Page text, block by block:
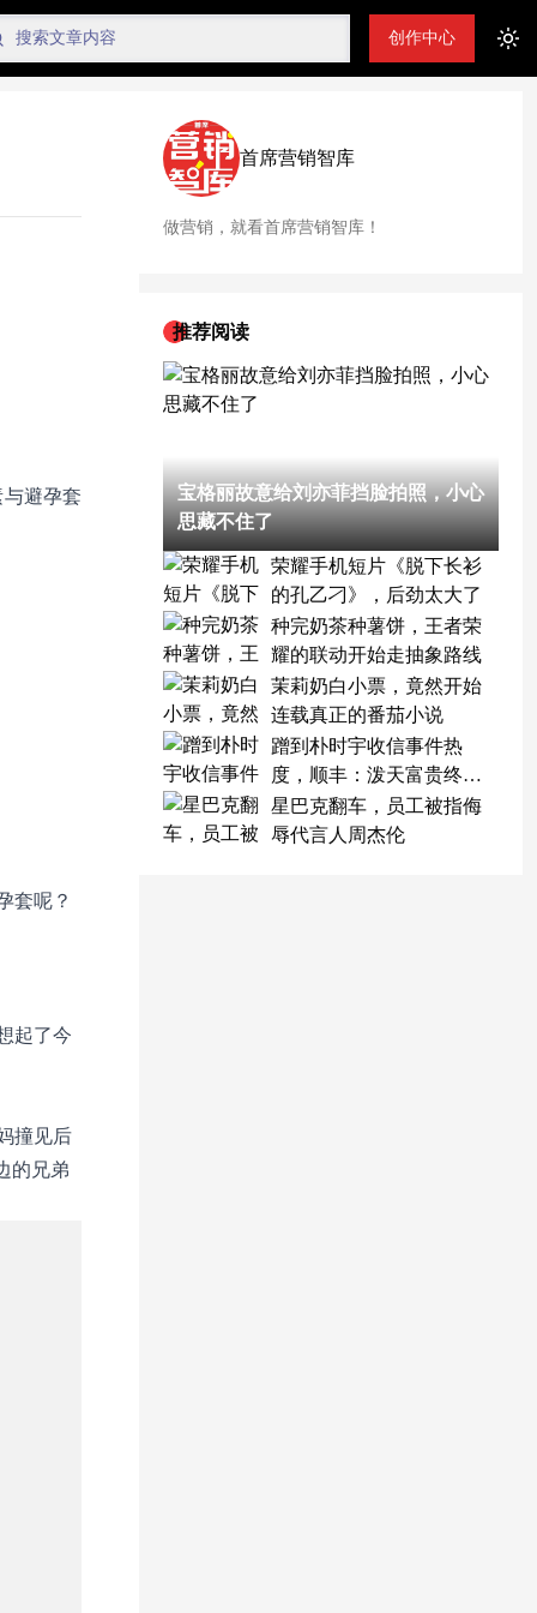
创作中心
避孕套
套呢？
起了今
撞见后
的兄弟
首席营销智库
做营销，就看首席营销智库！
推荐阅读
宝格丽故意给刘亦菲挡脸拍照，小心
思藏不住了
荣耀手机短片《脱下长衫
的孔乙刁》，后劲太大了
种完奶茶种薯饼，王者荣
耀的联动开始走抽象路线
茉莉奶白小票，竟然开始
连载真正的番茄小说
蹭到朴时宇收信事件热
度，顺丰：泼天富贵终于
轮到我了
星巴克翻车，员工被指侮
辱代言人周杰伦